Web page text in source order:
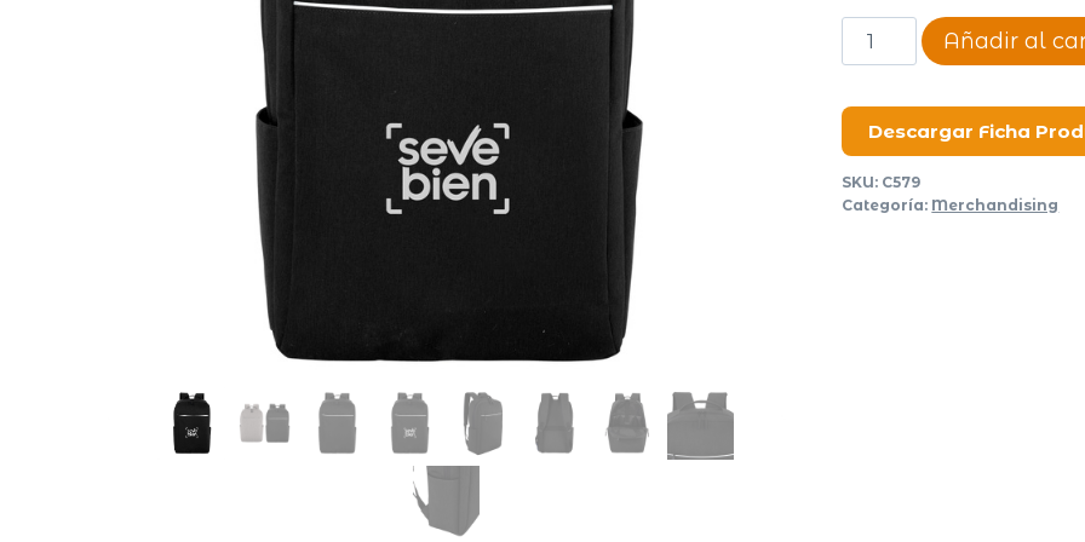
Mochila
Metz
Añadir al
Descargar Ficha
SKU: C579
Categoría: Merchandising